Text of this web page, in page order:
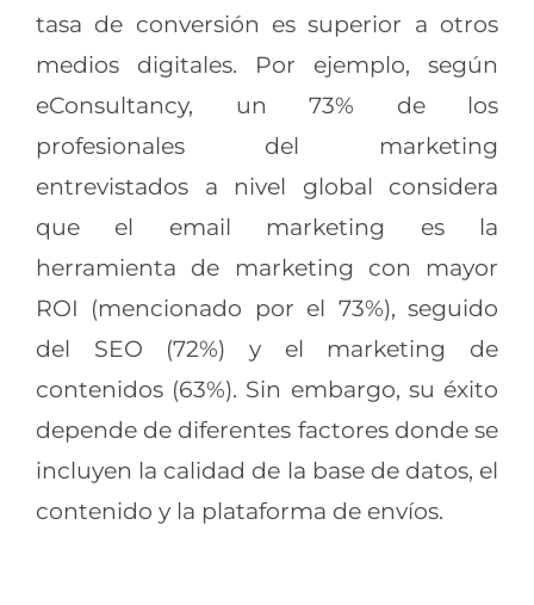
tasa de conversión es superior a otros
medios digitales. Por ejemplo, según
eConsultancy, un 73% de los
profesionales del marketing
entrevistados a nivel global considera
que el email marketing es la
herramienta de marketing con mayor
ROI (mencionado por el 73%), seguido
del SEO (72%) y el marketing de
contenidos (63%). Sin embargo, su éxito
depende de diferentes factores donde se
incluyen la calidad de la base de datos, el
contenido y la plataforma de envíos.